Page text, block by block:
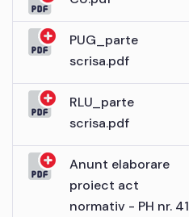
PUG_parte
scrisa.pdf
RLU_parte
scrisa.pdf
Anunt elaborare
proiect act
normativ - PH nr. 41